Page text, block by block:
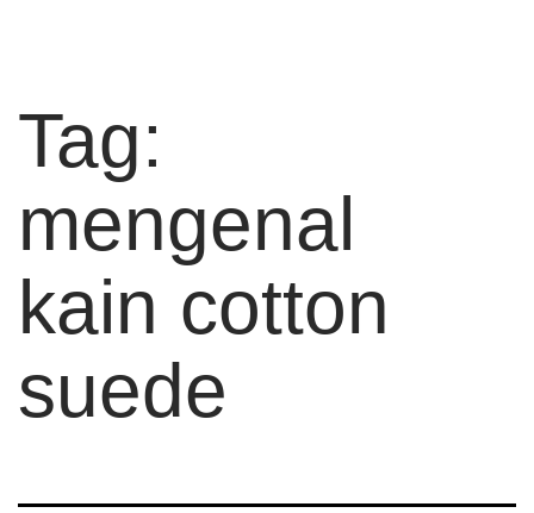
Tag:
mengenal
kain cotton
suede